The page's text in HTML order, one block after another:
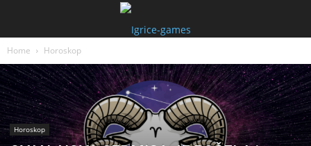
Home Horoskop
Horoskop